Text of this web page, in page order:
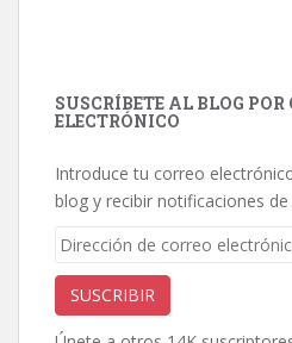
SUSCRÍBETE AL BLOG POR
ELECTRÓNICO
Introduce tu correo
blog y recibir notificaciones
Dirección
correo
electrónico
SUSCRIBIR